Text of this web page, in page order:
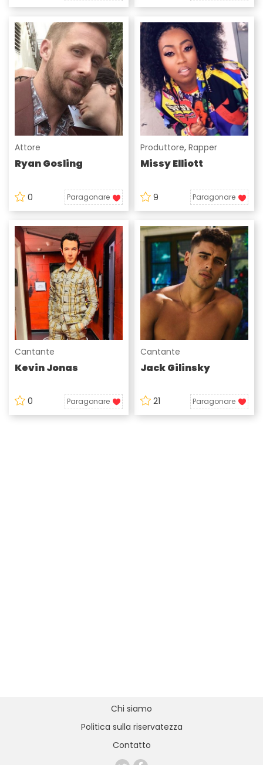
Attore
Ryan Gosling
0 Paragonare
Produttore, Rapper
Missy Elliott
9 Paragonare
Cantante
Kevin Jonas
0 Paragonare
Cantante
Jack Gilinsky
21 Paragonare
Chi siamo
Politica sulla riservatezza
Contatto